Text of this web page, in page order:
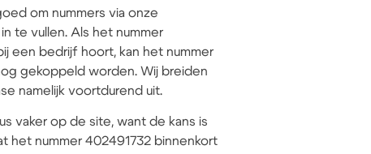
om nummers via onze
te vullen. Als het nummer
een bedrijf hoort, kan het nummer
gekoppeld worden. Wij breiden
namelijk voortdurend uit.
vaker op de site, want de kans is
het nummer 402491732 binnenkort